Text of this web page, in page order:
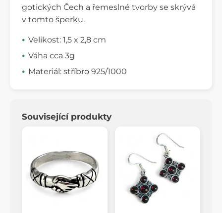
gotických Čech a řemeslné tvorby se skrývá
v tomto šperku.
Velikost: 1,5 x 2,8 cm
Váha cca 3g
Materiál: stříbro 925/1000
Související produkty